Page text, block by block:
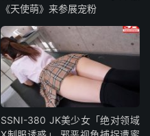
《天使萌》来参展宠粉
SSNI-380 JK美少女「绝对领域